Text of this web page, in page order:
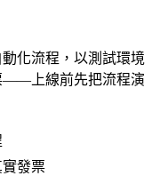
化流程，以測試環境
——上線前先把流程演
發票